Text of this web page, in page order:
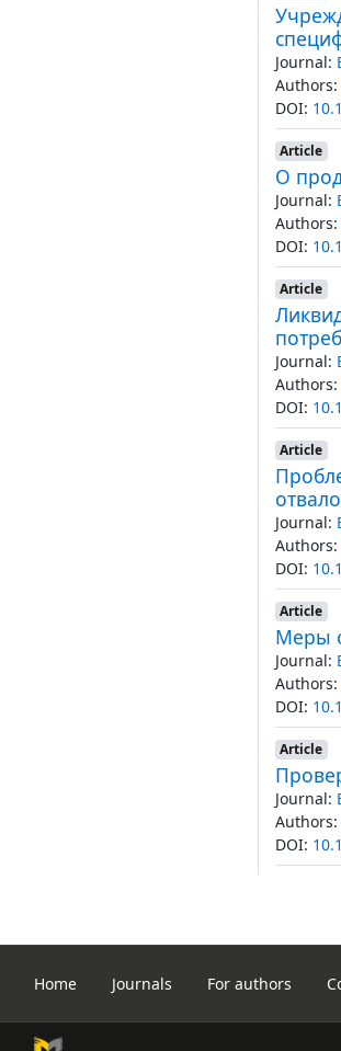
Journal:
Authors:
DOI:
Article
О
Journal:
Authors:
DOI:
Article
Journal:
Authors:
DOI:
Article
Journal:
Authors:
DOI:
Article
Меры
Journal:
Authors:
DOI:
Article
Journal:
Authors:
DOI:
Home Journals For authors